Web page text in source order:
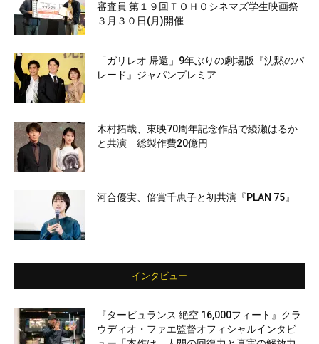
審査員 第１９回ＴＯＨＯシネマズ学生映画祭
３月３０日(月)開催
「ガリレオ 帰還」9年ぶりの劇場版『沈黙のパ
レード』ジャパンプレミア
木村拓哉、東映70周年記念作品で綾瀬はるか
と共演 総製作費20億円
河合優実、倍賞千恵子と初共演『PLAN 75』
インタビュー
『タービュランス 絶空 16,000フィート』クラ
ウディオ・ファエ監督オフィシャルインタビ